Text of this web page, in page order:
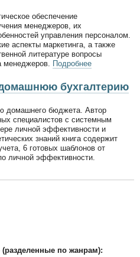
обеспечение
менеджеров, их
управления персоналом.
аспекты маркетинга, а также
литературе вопросы
менеджеров. Подробнее
бухгалтерию
домашнего бюджета. Автор
специалистов с системным
личной эффективности и
знаний книга содержит
6 готовых шаблонов от
личной эффективности.
по жанрам):